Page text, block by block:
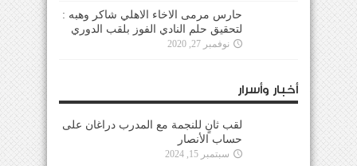
حارس مرمى الاخاء الاهلي شاكر وهبه :
لتحقيق حلم النادي الفوز بلقب الدوري
نوفمبر 27, 2020
أخبار وأسرار
لقب ثانٍ للنجمة مع المدرب دراغان على
حساب الأنصار
سبتمبر 15, 2024